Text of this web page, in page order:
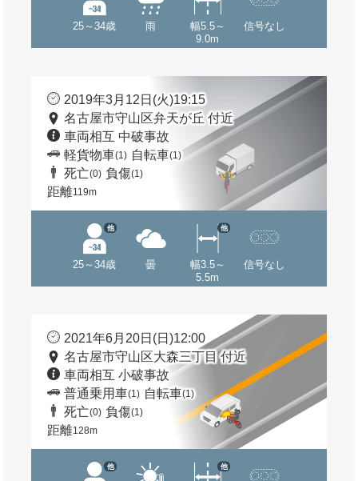
25～34歳 雨
幅5.5～
9.0m
信号なし
2019年3月12日(火)19:15
名古屋市守山区弁天が丘 付近
車両相互 中破事故
軽貨物車(1) 自転車(1)
死亡(0) 負傷(1)
距離119m
25～34歳
他
曇
幅3.5～
5.5m
他
信号なし
2021年6月20日(日)12:00
名古屋市守山区大森三丁目 付近
車両相互 小破事故
普通乗用車(1) 自転車(1)
死亡(0) 負傷(1)
距離128m
他 他